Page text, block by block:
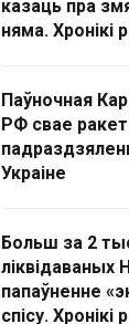
казаць пра
няма. Хронікі
Паўночная
РФ свае
Украіне
Больш за 2
ліквідаваных
папаўненне
спісу. Хронікі